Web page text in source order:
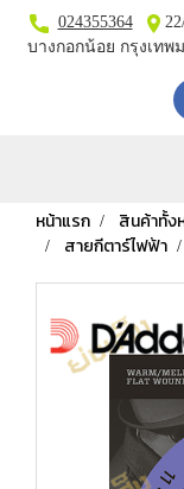
024355364
บางกอกน้อย กรุงเทพ
หน้าแรก สินค้าทั้ง
สายกีตาร์ไฟฟ้า